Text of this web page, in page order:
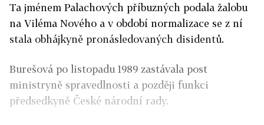
Ta jménem Palachových příbuzných podala žalobu
na Viléma Nového a v období normalizace se z ní
stala obhájkyně pronásledovaných disidentů.
Burešová po listopadu 1989 zastávala post
ministryně spravedlnosti a později funkci
předsedkyně České národní rady.